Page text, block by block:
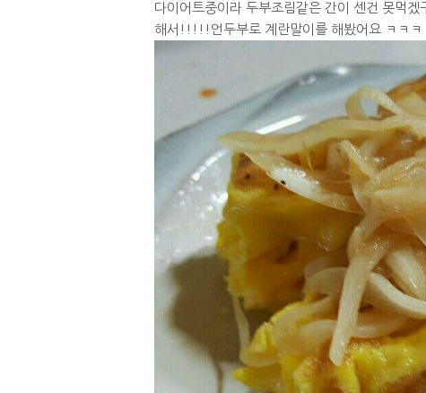
다이어트중이라 두부조림같은 간이 센건 못먹겠
해서!!!!!언두부로 계란말이를 해봤어요 ㅋㅋㅋ